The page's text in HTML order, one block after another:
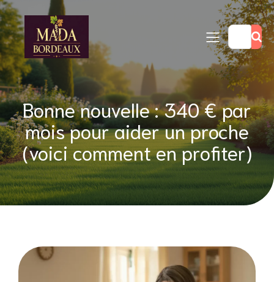
Bonne nouvelle : 340 € par
mois pour aider un proche
(voici comment en profiter)